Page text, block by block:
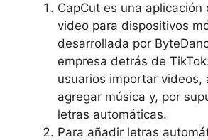
CapCut ​es una aplicación
video para dispositivos
desarrollada por
empresa detrás de
usuarios importar videos,‌
agregar música y,​ por
letras automáticas.
Para añadir letras